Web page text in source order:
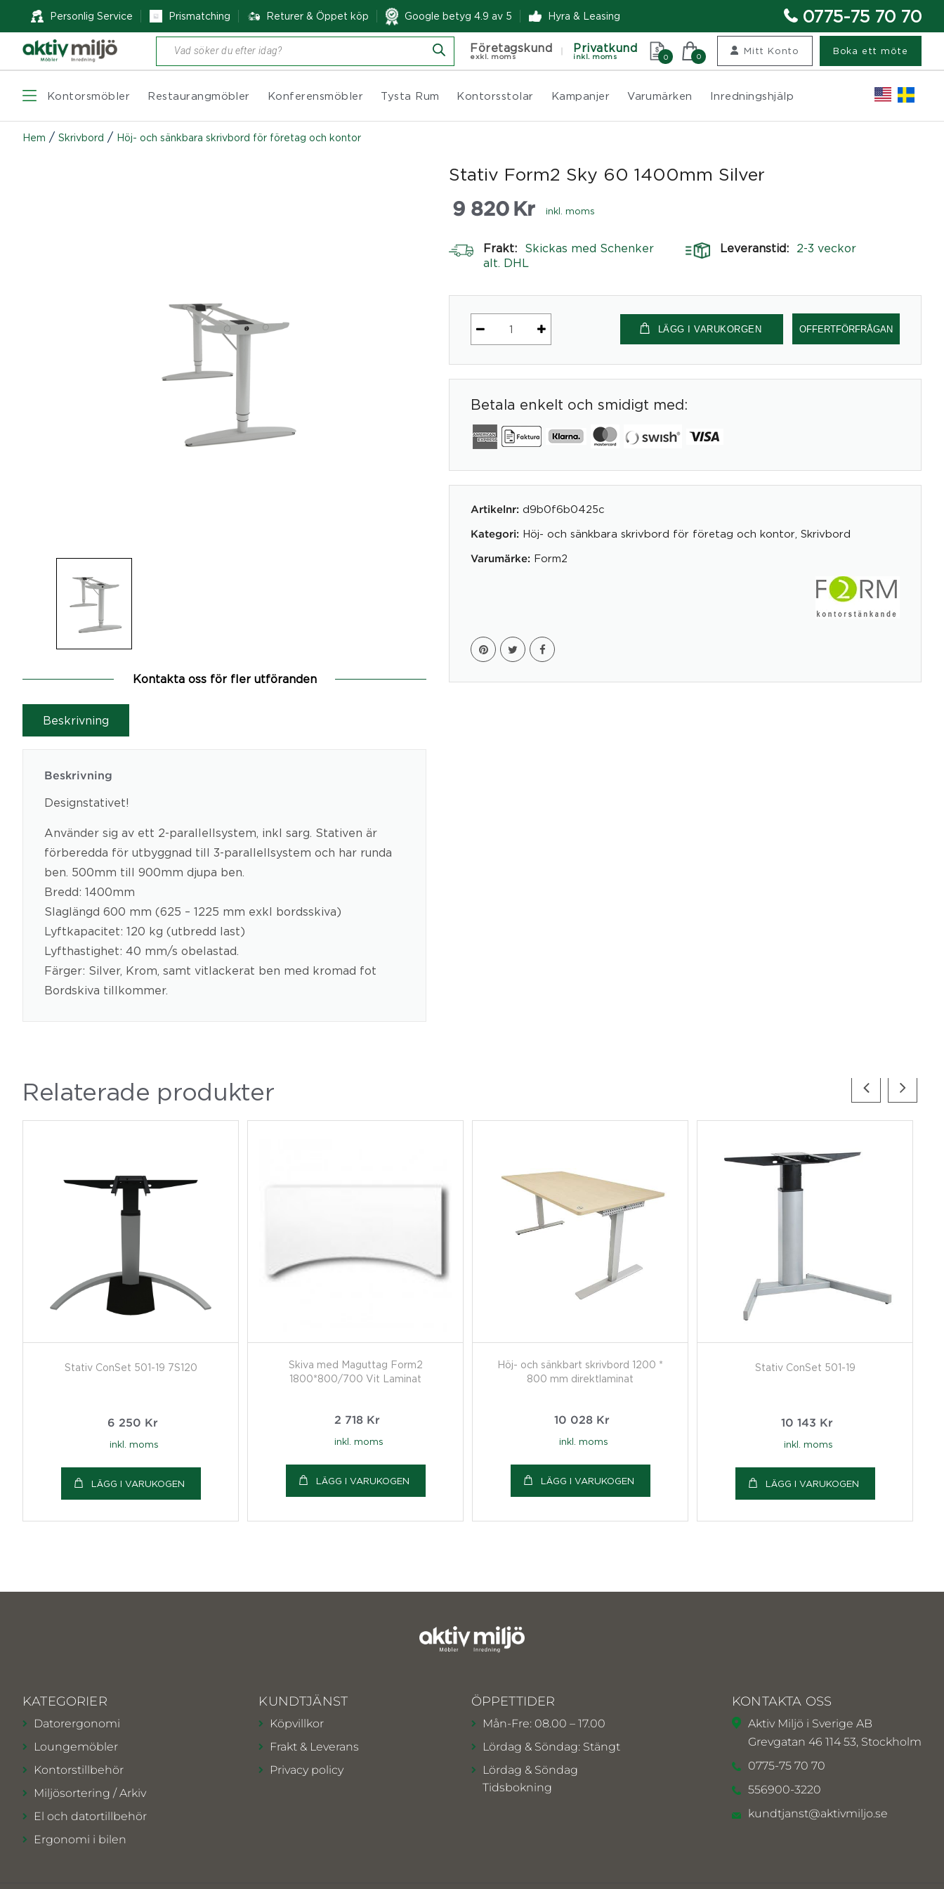
Personlig Service Prismatching Returer & Öppet köp Google betyg 4.9 av 5 Hyra & Leasing 0775-75 70 70
Produktsökning Företagskund
exkl. moms
Privatkund
inkl. moms 0 0
Mitt Konto Boka ett möte
Kontorsmöbler Restaurangmöbler Konferensmöbler Tysta Rum Kontorsstolar Kampanjer Varumärken Inredningshjälp
Hem / Skrivbord / Höj- och sänkbara skrivbord för företag och kontor
Kontakta oss för fler utföranden
Beskrivning
Beskrivning
Designstativet!
Använder sig av ett 2-parallellsystem, inkl sarg. Stativen är
förberedda för utbyggnad till 3-parallellsystem och har runda
ben. 500mm till 900mm djupa ben.
Bredd: 1400mm
Slaglängd 600 mm (625 – 1225 mm exkl bordsskiva)
Lyftkapacitet: 120 kg (utbredd last)
Lyfthastighet: 40 mm/s obelastad.
Färger: Silver, Krom, samt vitlackerat ben med kromad fot
Bordskiva tillkommer.
Stativ Form2 Sky 60 1400mm Silver
9 820 Kr inkl. moms
Frakt:
Skickas med Schenker
alt. DHL
Leveranstid: 2-3 veckor
1400mm
mängd
LÄGG I VARUKORGEN OFFERTFÖRFRÅGAN
Betala enkelt och smidigt med:
Artikelnr: d9b0f6b0425c
Kategori: Höj- och sänkbara skrivbord för företag och kontor Skrivbord
Varumärke: Form2
Relaterade produkter
Stativ ConSet 501-19 7S120
6 250 Kr
inkl. moms
LÄGG I VARUKOGEN
Skiva med Maguttag Form2
1800*800/700 Vit Laminat
2 718 Kr
inkl. moms
LÄGG I VARUKOGEN
Höj- och sänkbart skrivbord 1200 *
800 mm direktlaminat
10 028 Kr
inkl. moms
LÄGG I VARUKOGEN
Stativ ConSet 501-19
10 143 Kr
inkl. moms
LÄGG I VARUKOGEN
KATEGORIER
Datorergonomi
Loungemöbler
Kontorstillbehör
Miljösortering / Arkiv
El och datortillbehör
Ergonomi i bilen
KUNDTJÄNST
Köpvillkor
Frakt & Leverans
Privacy policy
ÖPPETTIDER
Mån-Fre: 08.00 – 17.00
Lördag & Söndag: Stängt
Lördag & Söndag
Tidsbokning
KONTAKTA OSS
Aktiv Miljö i Sverige AB
Grevgatan 46 114 53, Stockholm
0775-75 70 70
556900-3220
kundtjanst@aktivmiljo.se